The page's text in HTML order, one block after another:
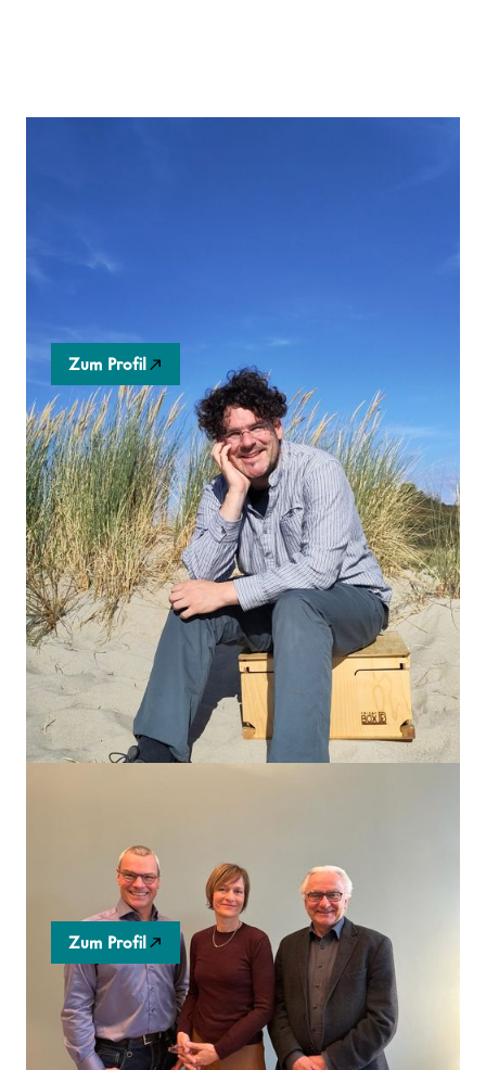
alsSitzmöbel - und noch soviel mehr.
Zum Profil
xTend ist eine Plattform für Intergenerativität in der
Zum Profil